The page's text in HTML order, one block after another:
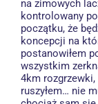
na zimowych
kontrolowany
początku, że
koncepcji na
postanowiłem
wszystkim
4km rozgrzewki,
ruszyłem… nie